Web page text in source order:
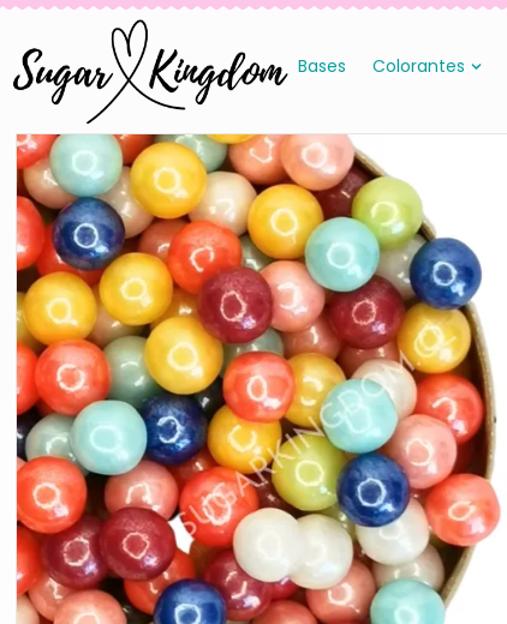
Bases Colorantes